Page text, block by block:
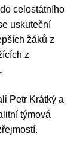
celostátního
uskuteční
žáků z
z
Petr Krátký a
týmová